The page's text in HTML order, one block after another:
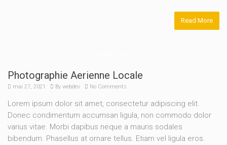
Read More
Photographie Aerienne Locale
mai 27, 2021 By webdev No Comments
Lorem ipsum dolor sit amet, consectetur adipiscing elit.
Donec condimentum accumsan ligula, non commodo dolor
varius vitae. Morbi dapibus neque a mauris sodales
bibendum. Phasellus at ornare tellus. Etiam vel ligula eros.